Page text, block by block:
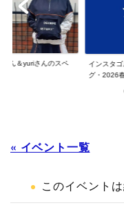
ん＆yuriさんのスペ
インスタ
グ・2026
« イベント一覧
このイベント